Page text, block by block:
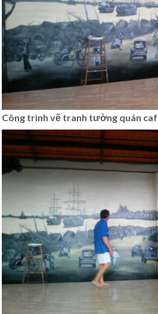
Công trình vẽ tranh tường quán